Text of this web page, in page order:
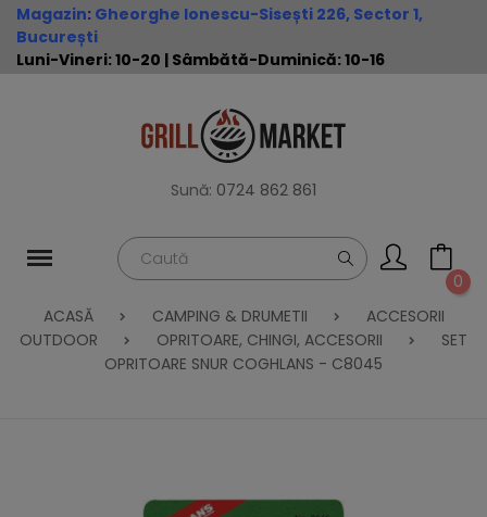
Magazin: Gheorghe Ionescu-Sisești 226, Sector 1,
București
Luni-Vineri: 10-20 | Sâmbătă-Duminică: 10-16
Sună: 0724 862 861
0
ACASĂ
CAMPING & DRUMETII
ACCESORII
OUTDOOR
OPRITOARE, CHINGI, ACCESORII
SET
OPRITOARE SNUR COGHLANS - C8045